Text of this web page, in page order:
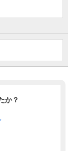
か？